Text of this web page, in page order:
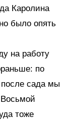
Каролина
было опять
на работу
по
сада мы
тоже